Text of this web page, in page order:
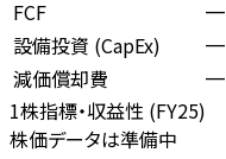
FCF —
設備投資 (CapEx) —
減価償却費 —
1株指標・収益性 (FY25)
株価データは準備中